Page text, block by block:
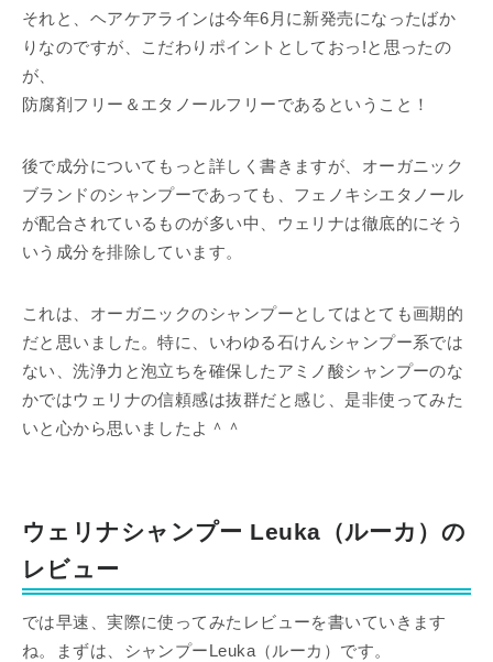
それと、ヘアケアラインは今年6月に新発売になったばか
りなのですが、こだわりポイントとしておっ!と思ったの
が、
防腐剤フリー＆エタノールフリーであるということ！
後で成分についてもっと詳しく書きますが、オーガニック
ブランドのシャンプーであっても、フェノキシエタノール
が配合されているものが多い中、ウェリナは徹底的にそう
いう成分を排除しています。
これは、オーガニックのシャンプーとしてはとても画期的
だと思いました。特に、いわゆる石けんシャンプー系では
ない、洗浄力と泡立ちを確保したアミノ酸シャンプーのな
かではウェリナの信頼感は抜群だと感じ、是非使ってみた
いと心から思いましたよ＾＾
ウェリナシャンプー Leuka（ルーカ）の
レビュー
では早速、実際に使ってみたレビューを書いていきます
ね。まずは、シャンプーLeuka（ルーカ）です。